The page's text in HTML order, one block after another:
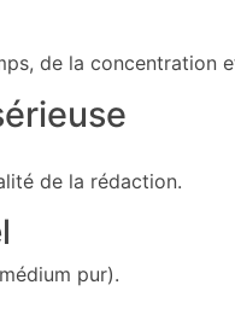
de la concentration
de la rédaction.
pur).